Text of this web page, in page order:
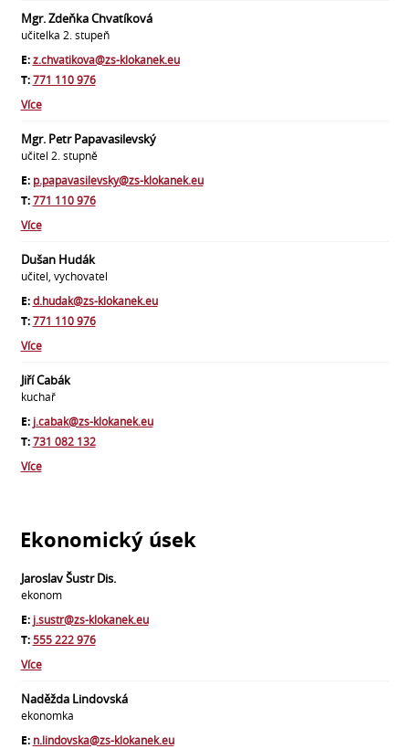
Mgr. Zdeňka Chvatíková
učitelka 2. stupeň
E:z.chvatikova@zs-klokanek.eu
T:771 110 976
Více
Mgr. Petr Papavasilevský
učitel 2. stupně
E: p.papavasilevsky@zs-klokanek.eu
T:771 110 976
Více
Dušan Hudák
učitel, vychovatel
E:d.hudak@zs-klokanek.eu
T:771 110 976
Více
Jiří Cabák
kuchař
E: j.cabak@zs-klokanek.eu
T:731 082 132
Více
Ekonomický úsek
Jaroslav Šustr Dis.
ekonom
E: j.sustr@zs-klokanek.eu
T:555 222 976
Více
Naděžda Lindovská
ekonomka
E: n.lindovska@zs-klokanek.eu